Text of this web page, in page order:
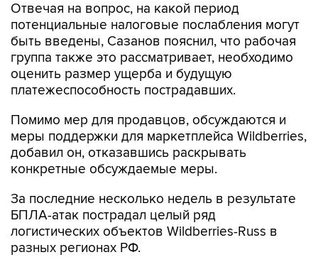
Отвечая на вопрос, на какой период
потенциальные налоговые послабления могут
быть введены, Сазанов пояснил, что рабочая
группа также это рассматривает, необходимо
оценить размер ущерба и будущую
платежеспособность пострадавших.
Помимо мер для продавцов, обсуждаются и
меры поддержки для маркетплейса Wildberries,
добавил он, отказавшись раскрывать
конкретные обсуждаемые меры.
За последние несколько недель в результате
БПЛА-атак пострадал целый ряд
логистических объектов Wildberries-Russ в
разных регионах РФ.